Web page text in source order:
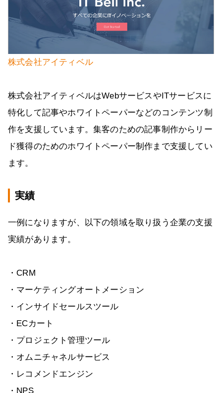
株式会社アイティベル
株式会社アイティベルはWebサービスやITサービスに
特化して記事やホワイトペーパーなどのコンテンツ制
作を支援しています。集客のための記事制作からリー
ド獲得のためのホワイトペーパー制作まで支援してい
ます。
実績
一例になりますが、以下の領域を取り扱う企業の支援
実績があります。
・CRM
・マーケティングオートメーション
・インサイドセールスツール
・ECカート
・プロジェクト管理ツール
・オムニチャネルサービス
・レコメンドエンジン
・NPS